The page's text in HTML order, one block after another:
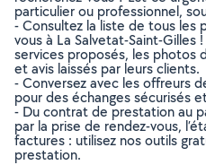
particulier ou professionnel,
- Consultez la liste de tous les
vous à La Salvetat-Saint-Gilles
services proposés, les photos
et avis laissés par leurs clients.
- Conversez avec les offreurs
pour des échanges sécurisés
- Du contrat de prestation au
par la prise de rendez-vous,
factures : utilisez nos outils
prestation.